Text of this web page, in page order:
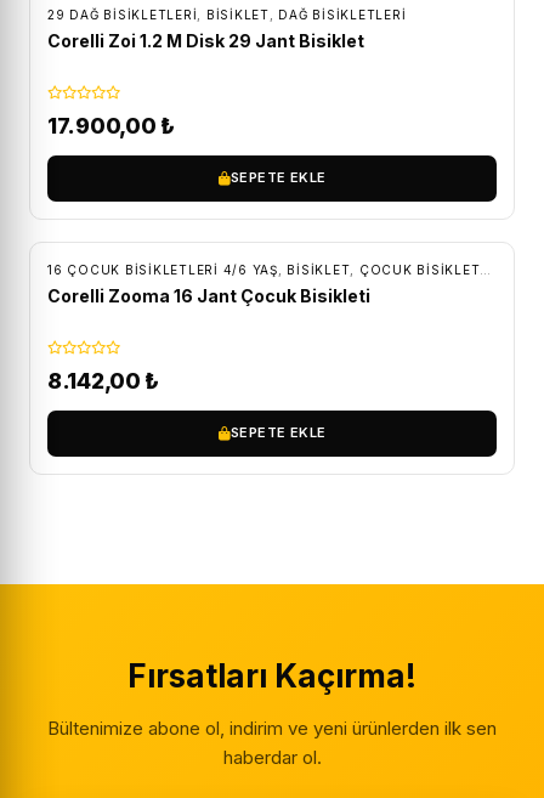
29 DAĞ BISIKLETLERI BİSİKLET DAĞ BISIKLETLERI
Corelli Zoi 1.2 M Disk 29 Jant Bisiklet
17.900,00 ₺
SEPETE EKLE
16 ÇOCUK BISIKLETLERI 4/6 YAŞ BİSİKLET ÇOCUK BISIKLETLERI
Corelli Zooma 16 Jant Çocuk Bisikleti
8.142,00 ₺
SEPETE EKLE
Fırsatları Kaçırma!
Bültenimize abone ol, indirim ve yeni ürünlerden ilk sen
haberdar ol.